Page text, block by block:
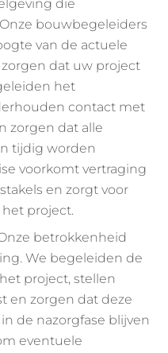
die
bouwbegeleiders
van de actuele
dat uw project
het
contact met
zorgen dat alle
tijdig worden
voorkomt vertraging
en zorgt voor
project.
betrokkenheid
We begeleiden de
project, stellen
en zorgen dat deze
de nazorgfase blijven
eventuele